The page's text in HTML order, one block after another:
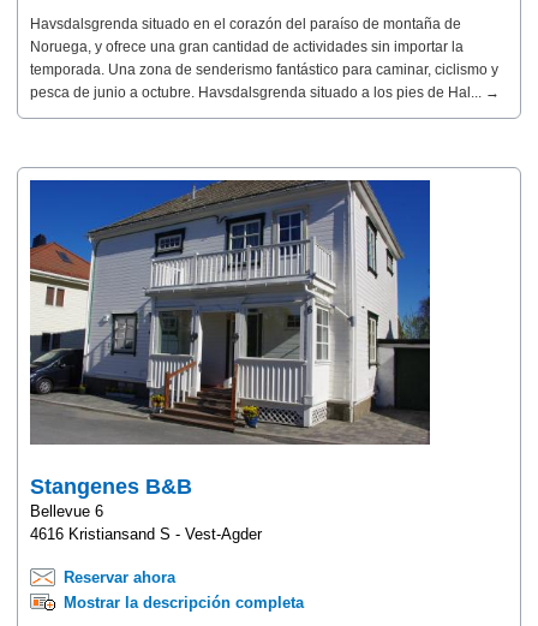
Havsdalsgrenda situado en el corazón del paraíso de montaña de
Noruega, y ofrece una gran cantidad de actividades sin importar la
temporada. Una zona de senderismo fantástico para caminar, ciclismo y
pesca de junio a octubre. Havsdalsgrenda situado a los pies de Hal... →
Stangenes B&B
Bellevue 6
4616 Kristiansand S - Vest-Agder
Reservar ahora
Mostrar la descripción completa